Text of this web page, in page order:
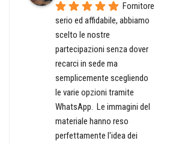
Fornitore
serio ed affidabile, abbiamo
scelto le nostre
partecipazioni senza dover
recarci in sede ma
semplicemente scegliendo
le varie opzioni tramite
WhatsApp.  Le immagini del
materiale hanno reso
perfettamente l'idea dei